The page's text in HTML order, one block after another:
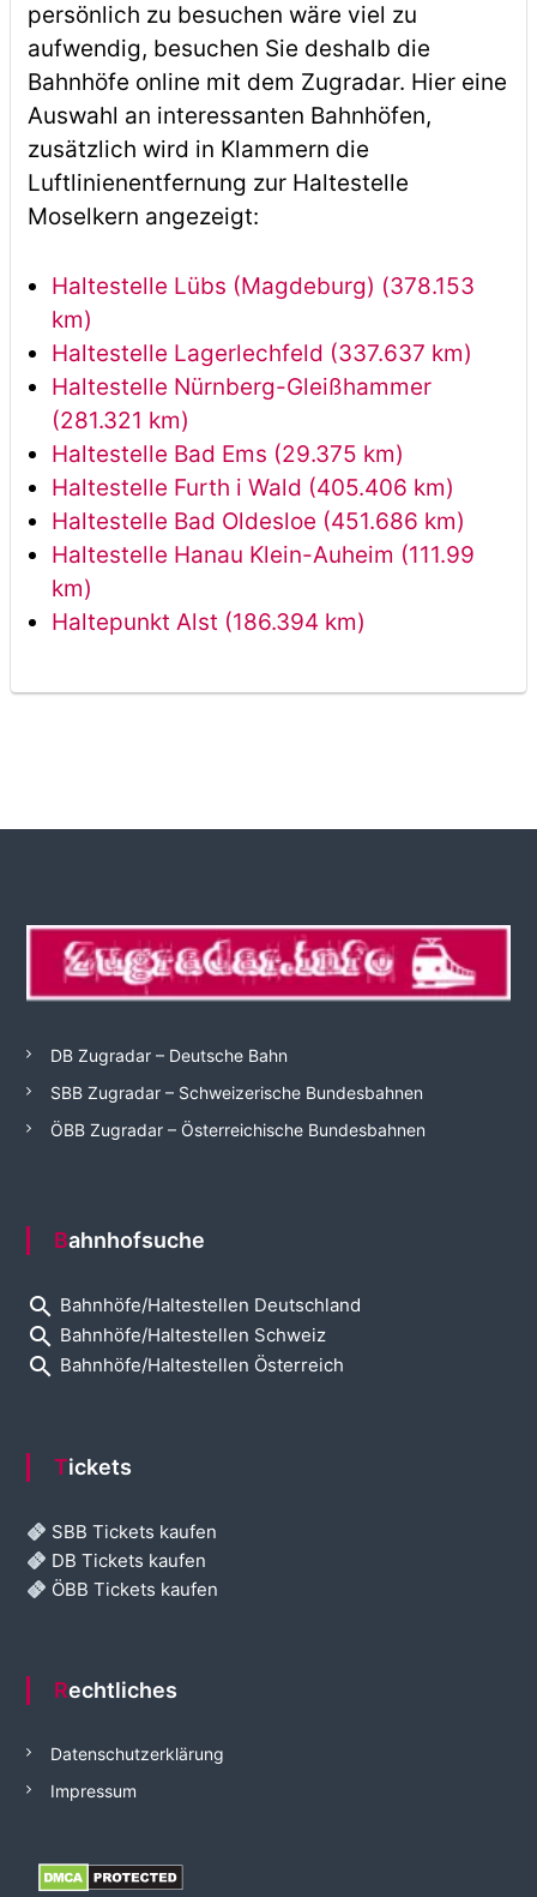
persönlich zu besuchen wäre viel zu
aufwendig, besuchen Sie deshalb die
Bahnhöfe online mit dem Zugradar. Hier eine
Auswahl an interessanten Bahnhöfen,
zusätzlich wird in Klammern die
Luftlinienentfernung zur Haltestelle
Moselkern angezeigt:
Haltestelle Lübs (Magdeburg) (378.153
km)
Haltestelle Lagerlechfeld (337.637 km)
Haltestelle Nürnberg-Gleißhammer
(281.321 km)
Haltestelle Bad Ems (29.375 km)
Haltestelle Furth i Wald (405.406 km)
Haltestelle Bad Oldesloe (451.686 km)
Haltestelle Hanau Klein-Auheim (111.99
km)
Haltepunkt Alst (186.394 km)
DB Zugradar – Deutsche Bahn
SBB Zugradar – Schweizerische Bundesbahnen
ÖBB Zugradar – Österreichische Bundesbahnen
Bahnhofsuche
search Bahnhöfe/Haltestellen Deutschland
search Bahnhöfe/Haltestellen Schweiz
search Bahnhöfe/Haltestellen Österreich
Tickets
SBB Tickets kaufen
DB Tickets kaufen
ÖBB Tickets kaufen
Rechtliches
Datenschutzerklärung
Impressum